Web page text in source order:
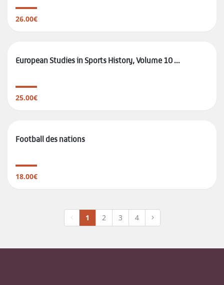
26.00€
European Studies in Sports History, Volume 10 ...
25.00€
Football des nations
18.00€
1 2 3 4